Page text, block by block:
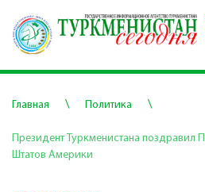
Главная \ Политика \
Президент Туркменистана поздравил
Штатов Америки